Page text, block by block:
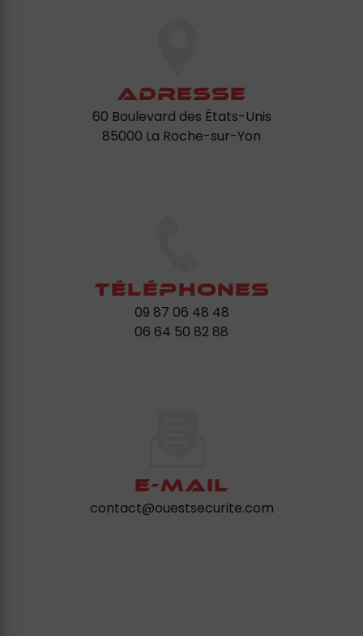
Adresse
60 Boulevard des États-Unis
85000 La Roche-sur-Yon
Téléphones
09 87 06 48 48
06 64 50 82 88
E-mail
contact@ouestsecurite.com